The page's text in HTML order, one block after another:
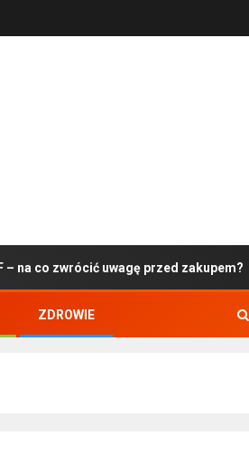
uwagę przed zakupem?
ZDROWIE